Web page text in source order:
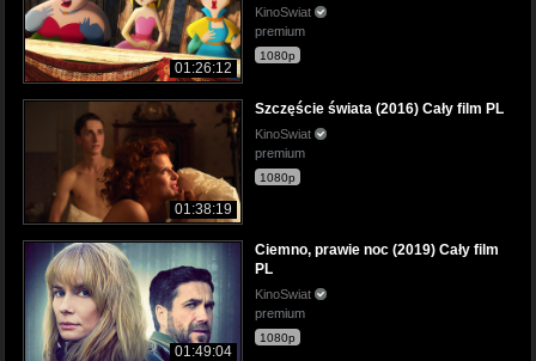
01:26:12
KinoSwiat
premium
1080p
01:38:19
Szczęście świata (2016) Cały film PL
KinoSwiat
premium
1080p
01:49:04
Ciemno, prawie noc (2019) Cały film
PL
KinoSwiat
premium
1080p